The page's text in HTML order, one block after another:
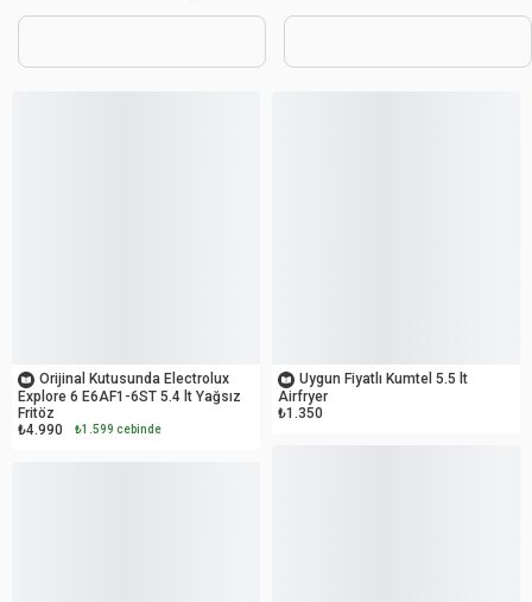
Orijinal Kutusunda Electrolux
Explore 6 E6AF1-6ST 5.4 lt Yağsız
Fritöz
₺4.990
₺1.599 cebinde
Uygun Fiyatlı Kumtel 5.5 lt
Airfryer
₺1.350